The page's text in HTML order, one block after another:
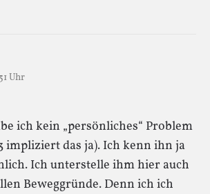
Uhr
ich kein „persönliches“ Problem
impliziert das ja). Ich kenn ihn ja
Ich unterstelle ihm hier auch
Beweggründe. Denn ich ich